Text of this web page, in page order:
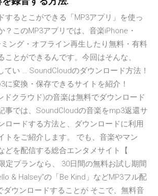
するとこができる「MP3アプリ」を使っ
？このMP3アプリでは、音楽iPhone・
ング・オフライン再生したり無料・有料
ことができるんです。今回はそんな、
てい … SoundCloudのダウンロード方法！
に変換・保存できるサイトを紹介！
ドクラウド)の音楽は無料でダウンロード
事では、SoundCloudの音楽をmp3返還サ
ロードする方法と、ダウンロードに利用
トをご紹介します。 でも、音楽やマン
どを配信する総合エンタメサイト【
定プランなら、 30日間の無料お試し期間
& Halsey”の「Be Kind」などMP3フル配
ダウンロードすることが そこで、無料音